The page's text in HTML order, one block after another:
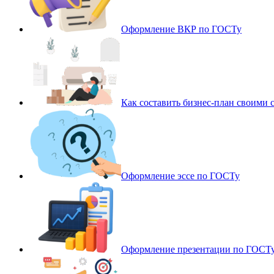
Оформление ВКР по ГОСТу
Как составить бизнес-план своими
Оформление эссе по ГОСТу
Оформление презентации по